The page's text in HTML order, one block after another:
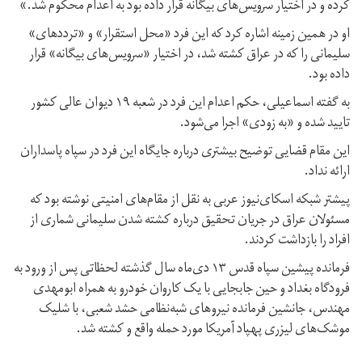
کرده و در اختیار سرویس‌های بیگانه قرار داده بود به اعدام محکوم شد.»
او در همین زمینه اشاره کرد که این فرد «محل استقرار» و «ترددهای»
سلیمانی را که در عراق کشته شد، در اختیار «سرویس‌های بیگانه» قرار
داده بود.
به گفته اسماعیلی، حکم اعدام این فرد در شعبه ۱۹ دیوان عالی کشور
تایید شده و «به زودی» اجرا می‌شود.
این مقام قضایی توضیح بیشتری درباره جایگاه این فرد در سپاه پاسداران
ارائه نداد.
پیشتر شبکه اسکای‌نیوز عربی به نقل از مقام‌های امنیتی نوشته بود که
مسئولان عراق در جریان تحقیق درباره کشته شدن سلیمانی شماری از
افراد را بازداشت کردند.
فرمانده پیشین سپاه قدس ۱۳ دی‌ماه سال گذشته لحظاتی پس از ورود به
فرودگاه بغداد و حین جابجایی با یک کاروان خودرو به همراه ابومهدی
مهندس، جانشین فرمانده نیروهای شبه‌نظامی حشد شعبی، با شلیک
موشک‌های لیزری پهپاد آمریکا مورد حمله واقع و کشته شد.